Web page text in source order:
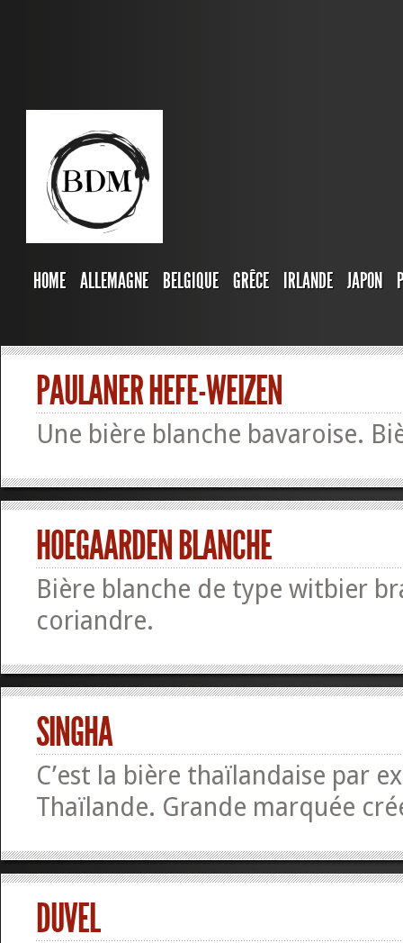
HOME ALLEMAGNE BELGIQUE GRÊCE IRLANDE JAPON
PAULANER HEFE-WEIZEN
Une bière blanche bavaroise.
HOEGAARDEN BLANCHE
Bière blanche de type witbier
coriandre.
SINGHA
C’est la bière thaïlandaise par
Thaïlande. Grande marquée
DUVEL